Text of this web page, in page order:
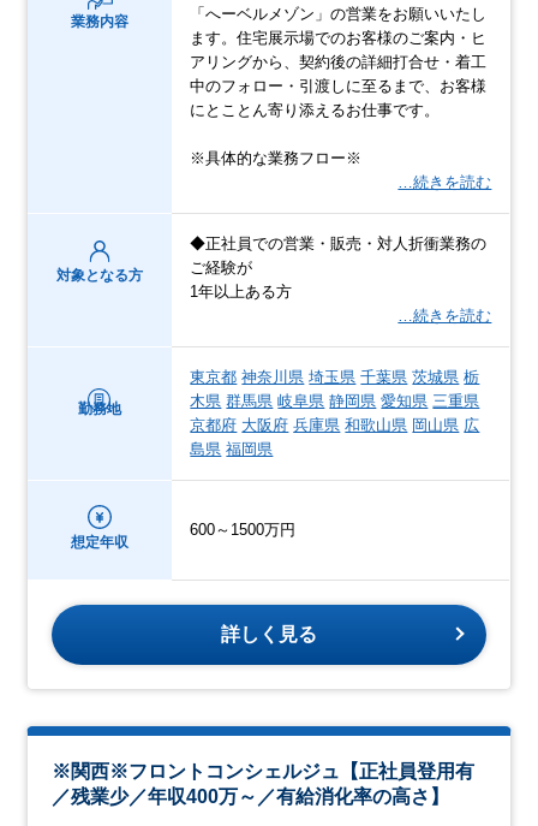
業務内容
「へーベルメゾン」の営業をお願いいたし
ます。住宅展示場でのお客様のご案内・ヒ
アリングから、契約後の詳細打合せ・着工
中のフォロー・引渡しに至るまで、お客様
にとことん寄り添えるお仕事です。
※具体的な業務フロー※
…続きを読む
対象となる方
◆正社員での営業・販売・対人折衝業務の
ご経験が
1年以上ある方
…続きを読む
勤務地
東京都 神奈川県 埼玉県 千葉県 茨城県 栃
木県 群馬県 岐阜県 静岡県 愛知県 三重県
京都府 大阪府 兵庫県 和歌山県 岡山県 広
島県 福岡県
想定年収
600～1500万円
詳しく見る
※関西※フロントコンシェルジュ【正社員登用有
／残業少／年収400万～／有給消化率の高さ】